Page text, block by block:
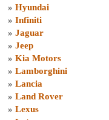
» Hyundai
» Infiniti
» Jaguar
» Jeep
» Kia Motors
» Lamborghini
» Lancia
» Land Rover
» Lexus